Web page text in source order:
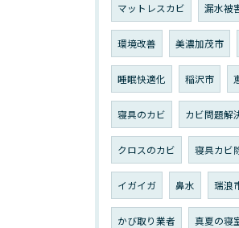
マットレスカビ 漏水被
環境改善 美濃加茂市
睡眠快適化 稲沢市
寝具のカビ カビ問題解
クロスのカビ 寝具カビ
イガイガ 鼻水 瑞浪
かび取り業者 真夏の寝